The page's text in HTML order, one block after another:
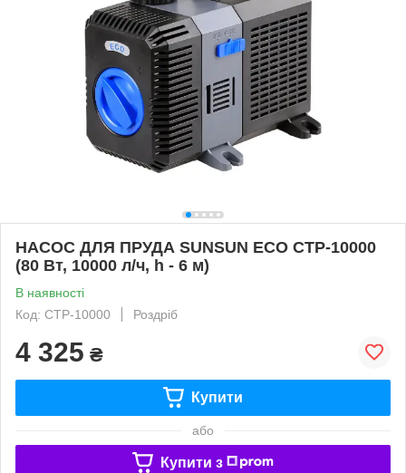
НАСОС ДЛЯ ПРУДА SUNSUN ECO CTP-10000
(80 Вт, 10000 л/ч, h - 6 м)
В наявності
Код: CTP-10000
Роздріб
4 325 ₴
Купити
або
Купити з